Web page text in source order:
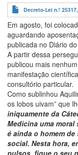
Decreto-Lei n.º
Em agosto, foi
aguardando
publicada no Diário
A partir dessa
publicou mais
manifestação
consultório particular.
Como sublinhou
os lobos uivam” que
iniquamente da
Medicina uma moral
é ainda o homem
social. Nesta hora,
pulsos, fique o seu